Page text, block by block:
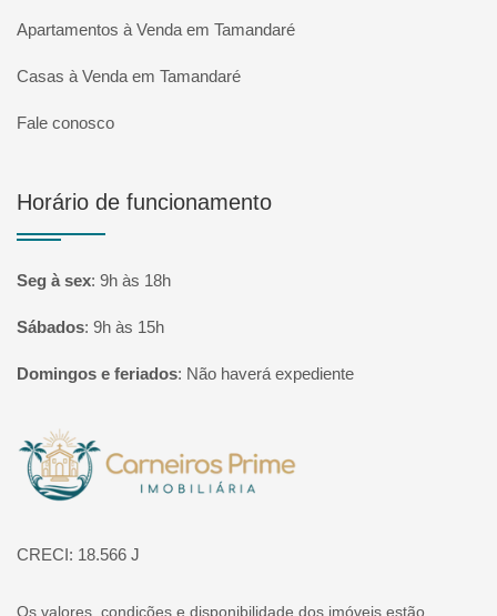
Apartamentos à Venda em Tamandaré
Casas à Venda em Tamandaré
Fale conosco
Horário de funcionamento
Seg à sex: 9h às 18h
Sábados: 9h às 15h
Domingos e feriados: Não haverá expediente
Página inicial
CRECI: 18.566 J
Os valores, condições e disponibilidade dos imóveis estão